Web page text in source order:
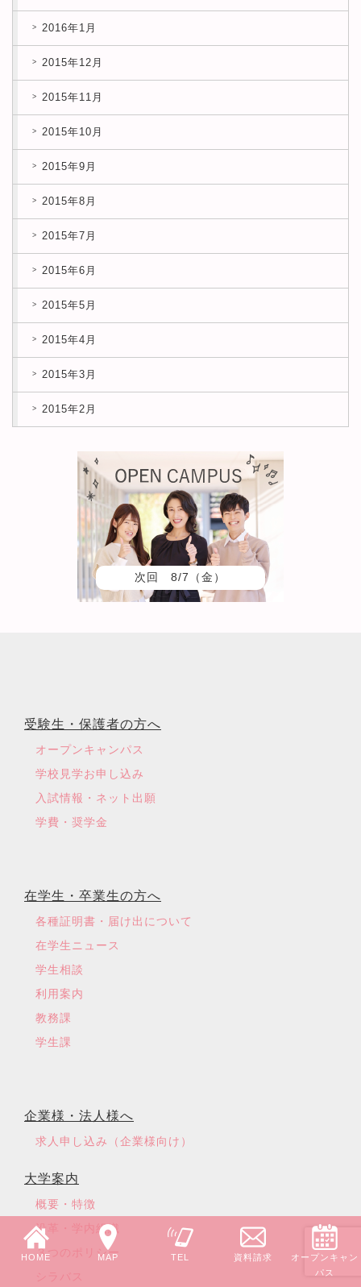
HOME MAP TEL 資料請求
オープンキャン
パス
2016年1月
2015年12月
2015年11月
2015年10月
2015年9月
2015年8月
2015年7月
2015年6月
2015年5月
2015年4月
2015年3月
2015年2月
次回 8/7（金）
受験生・保護者の方へ
オープンキャンパス
学校見学お申し込み
入試情報・ネット出願
学費・奨学金
在学生・卒業生の方へ
各種証明書・届け出について
在学生ニュース
学生相談
利用案内
教務課
学生課
企業様・法人様へ
求人申し込み（企業様向け）
大学案内
概要・特徴
沿革・学内組織
３つのポリシー
シラバス